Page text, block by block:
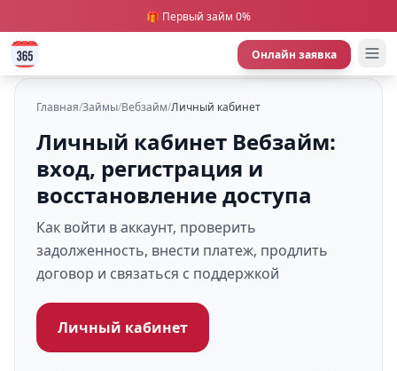
🎁 Первый займ 0%
Онлайн заявка
Главная/Займы/Вебзайм/Личный кабинет
Личный кабинет Вебзайм:
вход, регистрация и
восстановление доступа
Как войти в аккаунт, проверить
задолженность, внести платеж, продлить
договор и связаться с поддержкой
Личный кабинет